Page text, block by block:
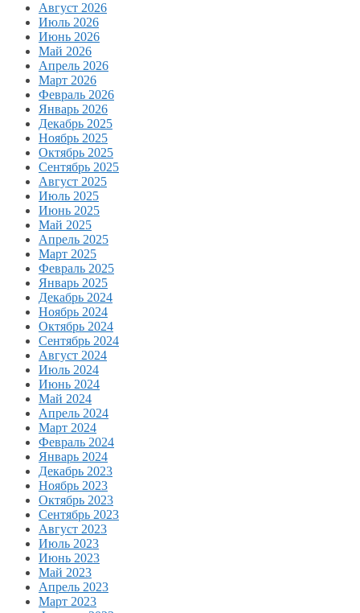
Август 2026
Июль 2026
Июнь 2026
Май 2026
Апрель 2026
Март 2026
Февраль 2026
Январь 2026
Декабрь 2025
Ноябрь 2025
Октябрь 2025
Сентябрь 2025
Август 2025
Июль 2025
Июнь 2025
Май 2025
Апрель 2025
Март 2025
Февраль 2025
Январь 2025
Декабрь 2024
Ноябрь 2024
Октябрь 2024
Сентябрь 2024
Август 2024
Июль 2024
Июнь 2024
Май 2024
Апрель 2024
Март 2024
Февраль 2024
Январь 2024
Декабрь 2023
Ноябрь 2023
Октябрь 2023
Сентябрь 2023
Август 2023
Июль 2023
Июнь 2023
Май 2023
Апрель 2023
Март 2023